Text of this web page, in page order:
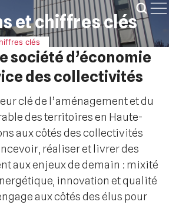
et chiffres clés
clés
société d’économie
des collectivités
clé de l’aménagement et du
des territoires en Haute-
aux côtés des collectivités
réaliser et livrer des
aux enjeux de demain : mixité
innovation et qualité
aux côtés des élus pour